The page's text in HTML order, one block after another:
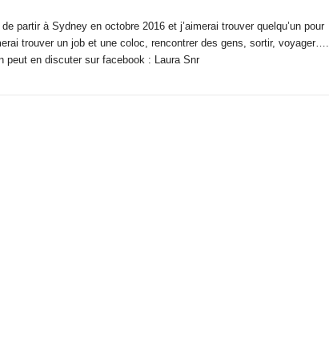
partir à Sydney en octobre 2016 et j’aimerai trouver quelqu’un pour
trouver un job et une coloc, rencontrer des gens, sortir, voyager….
peut en discuter sur facebook : Laura Snr